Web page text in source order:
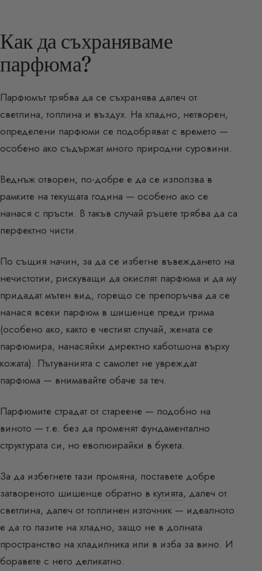
Как да съхраняваме
парфюма?
Парфюмът трябва да се съхранява далеч от
светлина, топлина и въздух. На хладно, нетворен,
определени парфюми се подобряват с времето —
особено ако съдържат много природни суровини.
Веднъж отворен, по-добре е да се използва в
рамките на текущата година — особено ако се
нанася с пръсти. В такъв случай ръцете трябва да са
перфектно чисти.
По същия начин, за да се избегне въвеждането на
нечистотии, рискуващи да окислят парфюма и да му
придадат мътен вид, горещо се препоръчва да се
нанася всеки парфюм в шишенце преди грима
(особено ако, както е честият случай, жената се
парфюмира, нанасяйки директно каботшона върху
кожата). Пътуванията с самолет не увреждат
парфюма — внимавайте обаче за теч.
Парфюмите страдат от стареене — подобно на
виното — т.е. без да променят фундаментално
структурата си, но еволюирайки в букета.
За да избегнете тази промяна, поставете добре
затвореното шишенце обратно в кутията, далеч от
светлина, далеч от топлинен източник — идеалното
е да го пазите на хладно, защо не в долната
пространство на хладилника или в изба за вино. И
боравете с него деликатно.